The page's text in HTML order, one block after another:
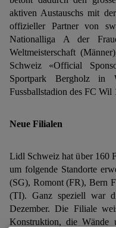
aktiven Austauschs mit
offizieller Partner von
Nationalliga A der
Weltmeisterschaft
Schweiz «Official
Sportpark Bergholz in
Fussballstadion des FC
Neue Filialen
Lidl Schweiz hat über 160
um folgende Standorte
(SG), Romont (FR), Bern
(TI). Ganz speziell war
Dezember. Die Filiale
Konstruktion, die Wände